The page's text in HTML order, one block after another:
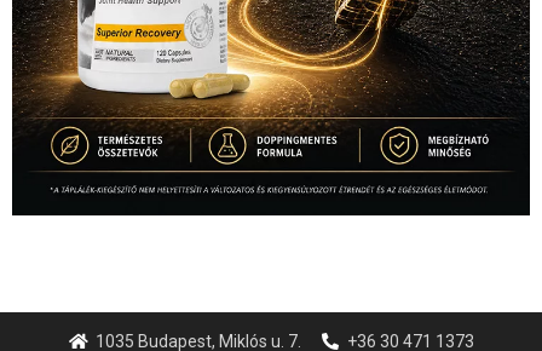
1035 Budapest, Miklós u. 7. +36 30 471 1373